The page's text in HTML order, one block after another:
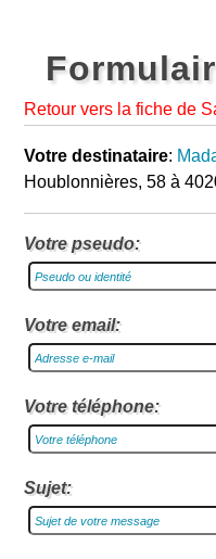
Retour vers la fiche de
Votre destinataire:
Houblonnières, 58 à
Votre pseudo:
Votre email:
Votre téléphone:
Sujet: